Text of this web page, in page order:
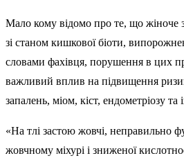
Мало кому відомо про те, що жіноче
зі станом кишкової біоти,
словами фахівця, порушення в цих
важливий вплив на підвищення
запалень, міом, кіст, ендометріозу
«На тлі застою жовчі, неправильно
жовчному міхурі і зниженої